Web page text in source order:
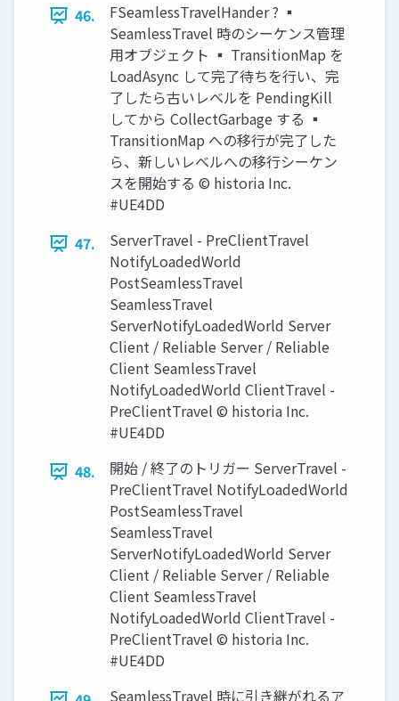
46.
FSeamlessTravelHander ? ▪
SeamlessTravel 時のシーケンス管理
用オブジェクト ▪ TransitionMap を
LoadAsync して完了待ちを行い、完
了したら古いレベルを PendingKill
してから CollectGarbage する ▪
TransitionMap への移行が完了した
ら、新しいレベルへの移行シーケン
スを開始する © historia Inc.
#UE4DD
47.
ServerTravel - PreClientTravel
NotifyLoadedWorld
PostSeamlessTravel
SeamlessTravel
ServerNotifyLoadedWorld Server
Client / Reliable Server / Reliable
Client SeamlessTravel
NotifyLoadedWorld ClientTravel -
PreClientTravel © historia Inc.
#UE4DD
48.
開始 / 終了のトリガー ServerTravel -
PreClientTravel NotifyLoadedWorld
PostSeamlessTravel
SeamlessTravel
ServerNotifyLoadedWorld Server
Client / Reliable Server / Reliable
Client SeamlessTravel
NotifyLoadedWorld ClientTravel -
PreClientTravel © historia Inc.
#UE4DD
SeamlessTravel 時に引き継がれるア